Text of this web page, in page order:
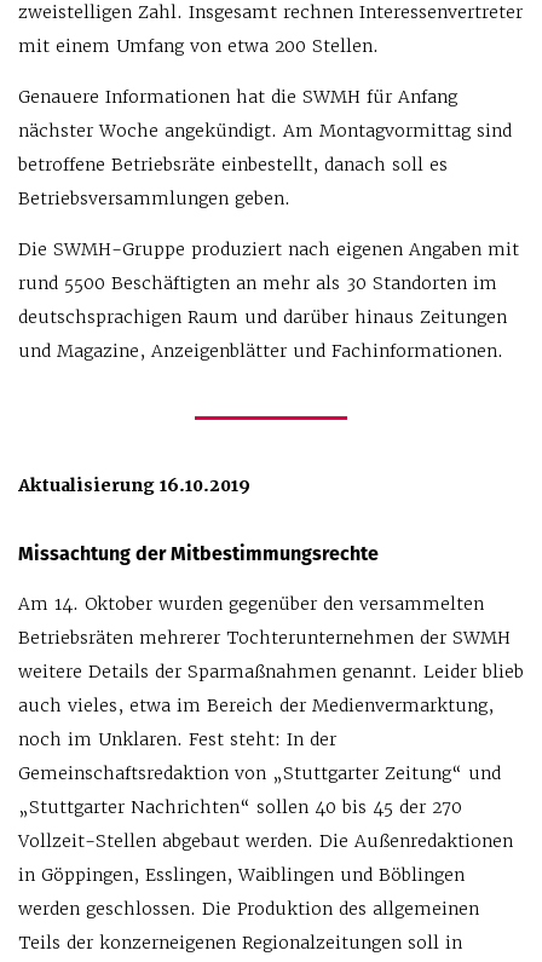
zweistelligen Zahl. Insgesamt rechnen Interessenvertreter
mit einem Umfang von etwa 200 Stellen.
Genauere Informationen hat die SWMH für Anfang
nächster Woche angekündigt. Am Montagvormittag sind
betroffene Betriebsräte einbestellt, danach soll es
Betriebsversammlungen geben.
Die SWMH-Gruppe produziert nach eigenen Angaben mit
rund 5500 Beschäftigten an mehr als 30 Standorten im
deutschsprachigen Raum und darüber hinaus Zeitungen
und Magazine, Anzeigenblätter und Fachinformationen.
Aktualisierung 16.10.2019
Missachtung der Mitbestimmungsrechte
Am 14. Oktober wurden gegenüber den versammelten
Betriebsräten mehrerer Tochterunternehmen der SWMH
weitere Details der Sparmaßnahmen genannt. Leider blieb
auch vieles, etwa im Bereich der Medienvermarktung,
noch im Unklaren. Fest steht: In der
Gemeinschaftsredaktion von „Stuttgarter Zeitung“ und
„Stuttgarter Nachrichten“ sollen 40 bis 45 der 270
Vollzeit-Stellen abgebaut werden. Die Außenredaktionen
in Göppingen, Esslingen, Waiblingen und Böblingen
werden geschlossen. Die Produktion des allgemeinen
Teils der konzerneigenen Regionalzeitungen soll in